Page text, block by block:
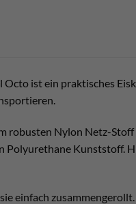
Octo ist ein praktisches
robusten Nylon Netz-
Polyurethane Kunststoff.
sie einfach